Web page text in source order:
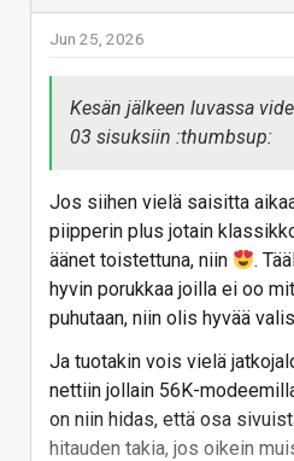
Jun 25, 2026
Kesän jälkeen luvassa
03 sisuksiin :thumbsup:
Jos siihen vielä saisitta
piipperin plus jotain
äänet toistettuna, niin
.
hyvin porukkaa joilla ei oo
puhutaan, niin olis hyvää
Ja tuotakin vois vielä
nettiin jollain 56K-
on niin hidas, että osa
hitauden takia, jos oikein